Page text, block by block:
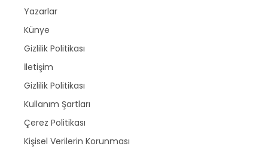
Yazarlar
Künye
Gizlilik Politikası
İletişim
Gizlilik Politikası
Kullanım Şartları
Çerez Politikası
Kişisel Verilerin Korunması